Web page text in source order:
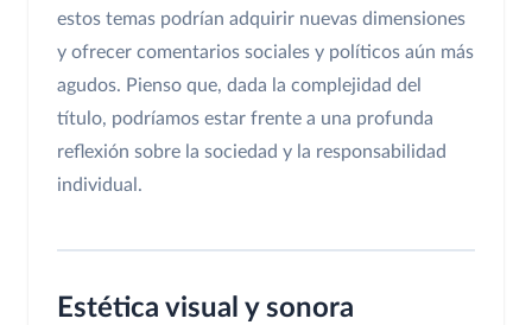
estos temas podrían adquirir nuevas dimensiones
y ofrecer comentarios sociales y políticos aún más
agudos. Pienso que, dada la complejidad del
título, podríamos estar frente a una profunda
reflexión sobre la sociedad y la responsabilidad
individual.
Estética visual y sonora